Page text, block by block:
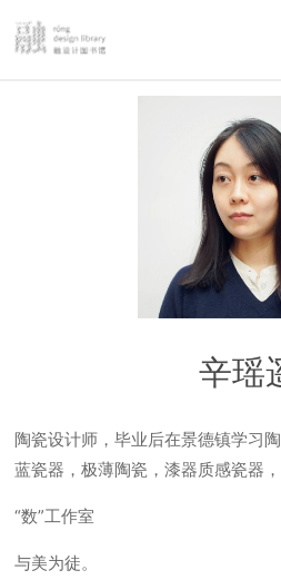
辛瑶
陶瓷设计师，毕业后在景德镇学习
蓝瓷器，极薄陶瓷，漆器质感瓷器
“数”工作室
与美为徒。